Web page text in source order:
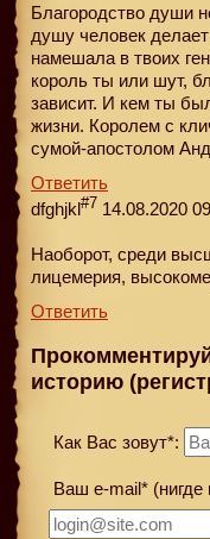
Благородство души
душу человек
намешала в твоих
король ты или шут,
зависит. И кем ты
жизни. Королем с
сумой-апостолом
Ответить
dfghjkl#7 14.08.2020
Наоборот, среди
лицемерия,
Ответить
историю
Как Вас зовут*:
Ваш e-mail* (нигде